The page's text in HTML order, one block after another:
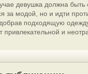
девушка должна быть
за модой, но и идти
подходящую
привлекательной и